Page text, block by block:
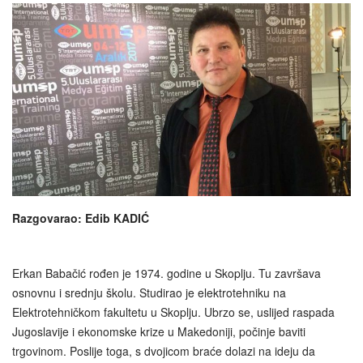
Razgovarao: Edib KADIĆ
Erkan Babačić rođen je 1974. godine u Skoplju. Tu završava
osnovnu i srednju školu. Studirao je elektrotehniku na
Elektrotehničkom fakultetu u Skoplju. Ubrzo se, uslijed raspada
Jugoslavije i ekonomske krize u Makedoniji, počinje baviti
trgovinom. Poslije toga, s dvojicom braće dolazi na ideju da